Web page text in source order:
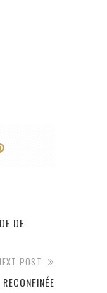
DE
POST